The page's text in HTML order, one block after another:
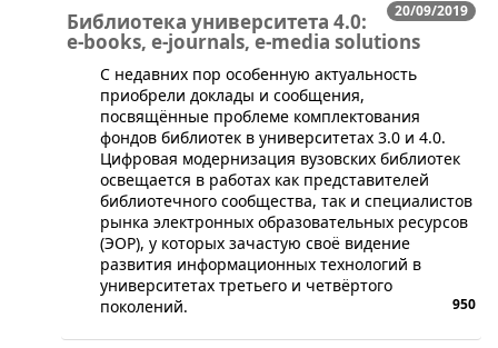
20/09/2019
Библиотека университета 4.0:
e-books, e-journals, e-media solutions
​​С недавних пор особенную актуальность
приобрели доклады и сообщения,
посвящённые проблеме комплектования
фондов библиотек в университетах 3.0 и 4.0.
Цифровая модернизация вузовских библиотек
освещается в работах как представителей
библиотечного сообщества, так и специалистов
рынка электронных образовательных ресурсов
(ЭОР), у которых зачастую своё видение
развития информационных технологий в
университетах третьего и четвёртого
поколений.
950